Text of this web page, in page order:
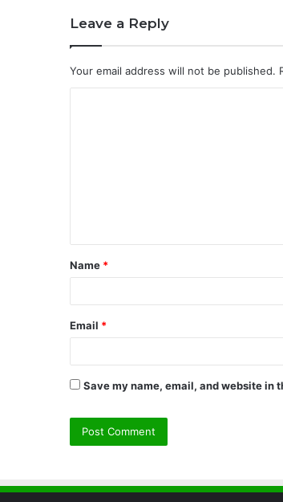
Leave a Reply
Your email address will not be published.
t
*
Name *
Email *
Save my name, email, and website in